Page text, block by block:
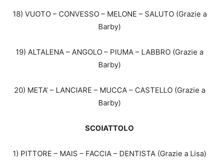
18) VUOTO – CONVESSO – MELONE – SALUTO (Grazie a
Barby)
19) ALTALENA – ANGOLO – PIUMA – LABBRO (Grazie a
Barby)
20) META’ – LANCIARE – MUCCA – CASTELLO (Grazie a
Barby)
SCOIATTOLO
1) PITTORE – MAIS – FACCIA – DENTISTA (Grazie a Lisa)